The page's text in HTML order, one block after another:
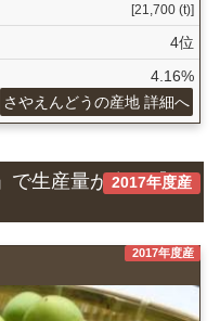
[21,700 (t)]
4位
4.16%
さやえんどうの産地 詳細へ
2017年度産
で生産量が多い『果
2017年度産